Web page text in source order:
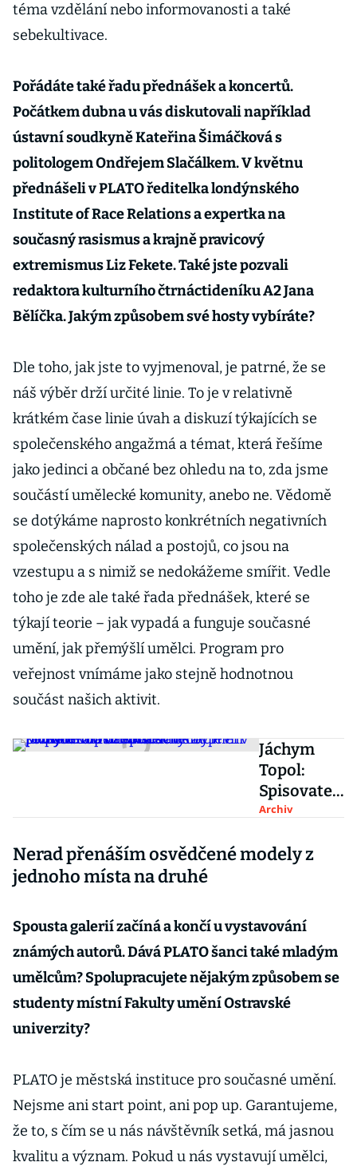
téma vzdělání nebo informovanosti a také
sebekultivace.
Pořádáte také řadu přednášek a koncertů.
Počátkem dubna u vás diskutovali například
ústavní soudkyně Kateřina Šimáčková s
politologem Ondřejem Slačálkem. V květnu
přednášeli v PLATO ředitelka londýnského
Institute of Race Relations a expertka na
současný rasismus a krajně pravicový
extremismus Liz Fekete. Také jste pozvali
redaktora kulturního čtrnáctideníku A2 Jana
Bělíčka. Jakým způsobem své hosty vybíráte?
Dle toho, jak jste to vyjmenoval, je patrné, že se
náš výběr drží určité linie. To je v relativně
krátkém čase linie úvah a diskuzí týkajících se
společenského angažmá a témat, která řešíme
jako jedinci a občané bez ohledu na to, zda jsme
součástí umělecké komunity, anebo ne. Vědomě
se dotýkáme naprosto konkrétních negativních
společenských nálad a postojů, co jsou na
vzestupu a s nimiž se nedokážeme smířit. Vedle
toho je zde ale také řada přednášek, které se
týkají teorie – jak vypadá a funguje současné
umění, jak přemýšlí umělci. Program pro
veřejnost vnímáme jako stejně hodnotnou
součást našich aktivit.
Jáchym
Topol:
Spisovatel
by měl v
ohrožení
barikádách
s
rozhaleno
u hrudí a
kalašnikov
a
Archiv
Nerad přenáším osvědčené modely z
jednoho místa na druhé
Spousta galerií začíná a končí u vystavování
známých autorů. Dává PLATO šanci také mladým
umělcům? Spolupracujete nějakým způsobem se
studenty místní Fakulty umění Ostravské
univerzity?
PLATO je městská instituce pro současné umění.
Nejsme ani start point, ani pop up. Garantujeme,
že to, s čím se u nás návštěvník setká, má jasnou
kvalitu a význam. Pokud u nás vystavují umělci,